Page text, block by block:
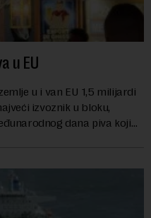
u EU
u i van EU 1,5 milijardi
izvoznik u bloku,
dana piva koji